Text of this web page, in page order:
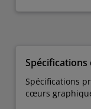
Spécifications
cœurs